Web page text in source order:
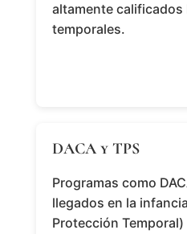
altamente
temporales.
DACA y TPS
Programas como
llegados en la
Protección